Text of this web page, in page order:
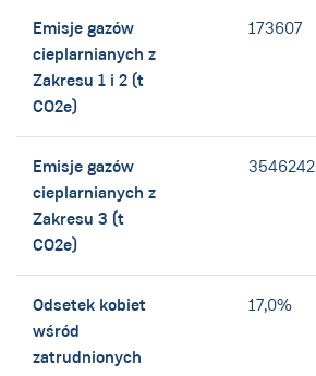
Emisje gazów
cieplarnianych z
Zakresu 1 i 2 (t
CO2e)
173607
Emisje gazów
cieplarnianych z
Zakresu 3 (t
CO2e)
3546242
Odsetek kobiet
wśród
zatrudnionych
17,0%